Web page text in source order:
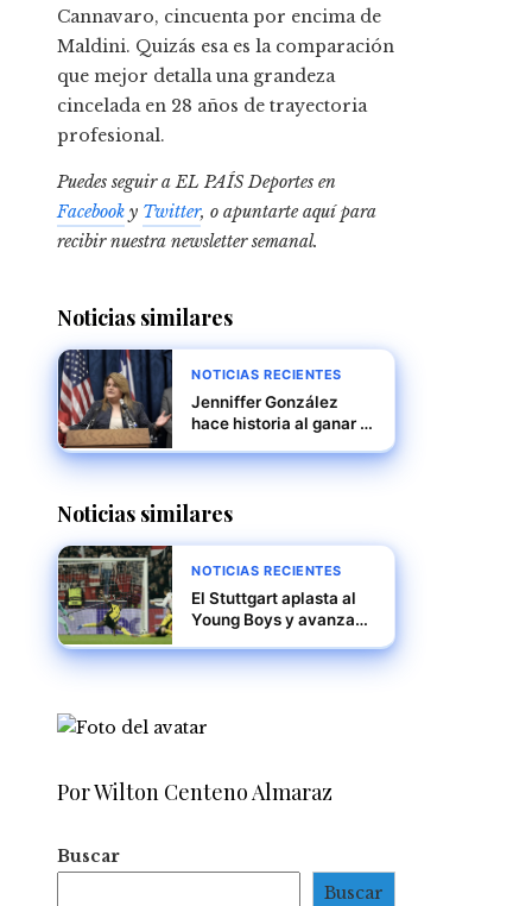
Cannavaro, cincuenta por encima de
Maldini. Quizás esa es la comparación
que mejor detalla una grandeza
cincelada en 28 años de trayectoria
profesional.
Puedes seguir a EL PAÍS Deportes en
Facebook y Twitter, o apuntarte aquí para
recibirnuestra newsletter semanal.
Noticias similares
NOTICIAS RECIENTES
Jenniffer González
hace historia al ganar la
Rico en unas
por resultados inéditos
Noticias similares
NOTICIAS RECIENTES
El Stuttgart aplasta al
Young Boys y avanza
League con una victoria
Por Wilton Centeno Almaraz
Buscar
Buscar